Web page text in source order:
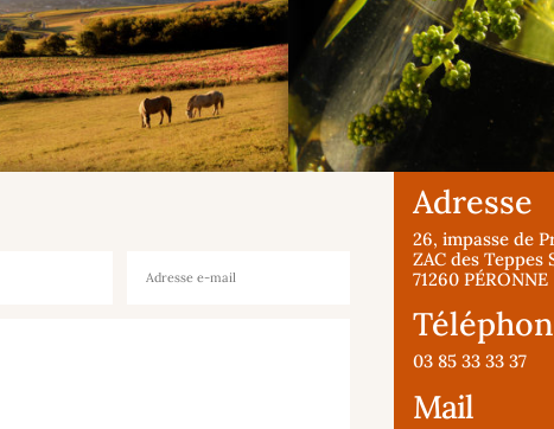
Adresse
26, impasse de
ZAC des Teppes
71260 PÉRONNE
03 85 33 33 37
Mail